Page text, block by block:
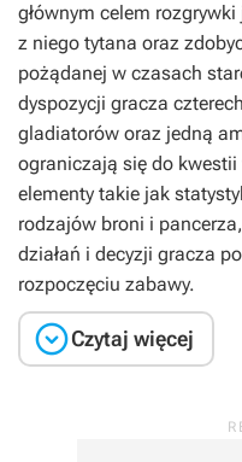
głównym celem
z niego tytana oraz
pożądanej w czasach
dyspozycji gracza
gladiatorów oraz jedną
ograniczają się do
elementy takie jak
rodzajów broni i
działań i decyzji gracza
rozpoczęciu zabawy.
Czytaj więcej